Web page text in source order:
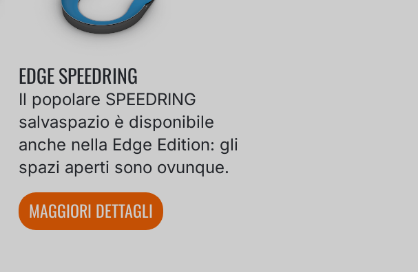
EDGE SPEEDRING
Il popolare SPEEDRING
salvaspazio è disponibile
anche nella Edge Edition: gli
spazi aperti sono ovunque.
MAGGIORI DETTAGLI